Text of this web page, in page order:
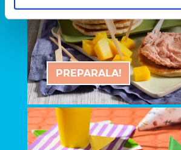
PREPARALA!